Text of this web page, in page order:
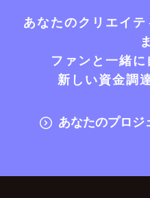
あなたのクリエイ
ファンと一緒
新しい資金調
あなたのプロジ